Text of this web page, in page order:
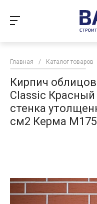
Главная / Каталог товаров
Кирпич
Classic
стенка
см2 Керма М175